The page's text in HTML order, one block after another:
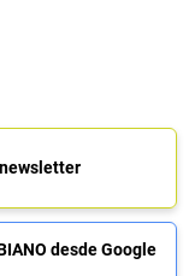
desde Google